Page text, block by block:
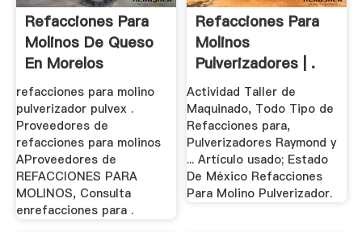
Refacciones Para
Molinos De Queso
En Morelos
refacciones para molino
pulverizador pulvex .
Proveedores de
refacciones para molinos
AProveedores de
REFACCIONES PARA
MOLINOS, Consulta
enrefacciones para .
Refacciones Para
Molinos
Pulverizadores | .
Actividad Taller de
Maquinado, Todo Tipo de
Refacciones para,
Pulverizadores Raymond y
... Artículo usado; Estado
De México Refacciones
Para Molino Pulverizador.